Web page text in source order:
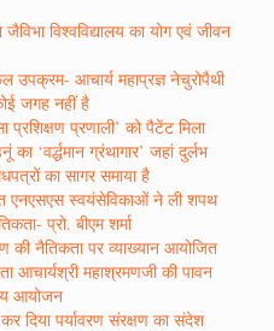
विश्वविद्यालय का योग एवं जीवन
उपक्रम- आचार्य महाप्रज्ञ नेचुरोपैथी
जगह नहीं है
प्रशिक्षण प्रणाली’ को पैटेंट मिला
‘वर्द्धमान ग्रंथागार’ जहां दुर्लभ
का सागर समाया है
एनएसएस स्वयंसेविकाओं ने ली शपथ
प्रो. बीएम शर्मा
नैतिकता पर व्याख्यान आयोजित
आचार्यश्री महाश्रमणजी की पावन
आयोजन
कर दिया पर्यावरण संरक्षण का संदेश